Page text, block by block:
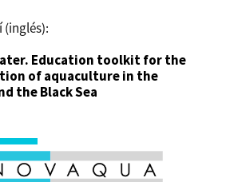
(inglés):
Education toolkit for the
of aquaculture in the
the Black Sea